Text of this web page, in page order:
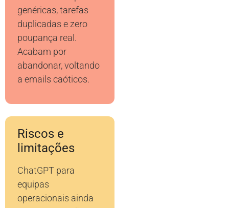
genéricas, tarefas
duplicadas e zero
poupança real.
Acabam por
abandonar, voltando
a emails caóticos.
Riscos e
limitações
ChatGPT para
equipas
operacionais ainda